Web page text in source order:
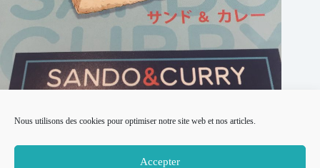
Nous utilisons des cookies pour optimiser notre site web et nos articles.
Accepter
[Fermé définitivement en mai 2026] Sando & Curry,